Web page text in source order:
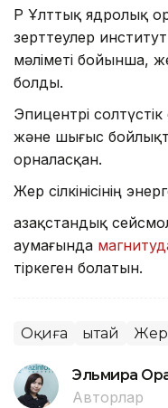
ҚР Ұлттық ядролық
зерттеулер
мәліметі бойынша,
болды.
Эпицентрі
және шығыс
орналасқан.
Жер сілкінісінің
Қазақстандық
аумағында
тіркеген болатын.
Оқиға Қытай Жер
Эльмира
Авторлар